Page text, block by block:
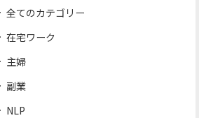
全てのカテゴリー
在宅ワーク
主婦
副業
NLP